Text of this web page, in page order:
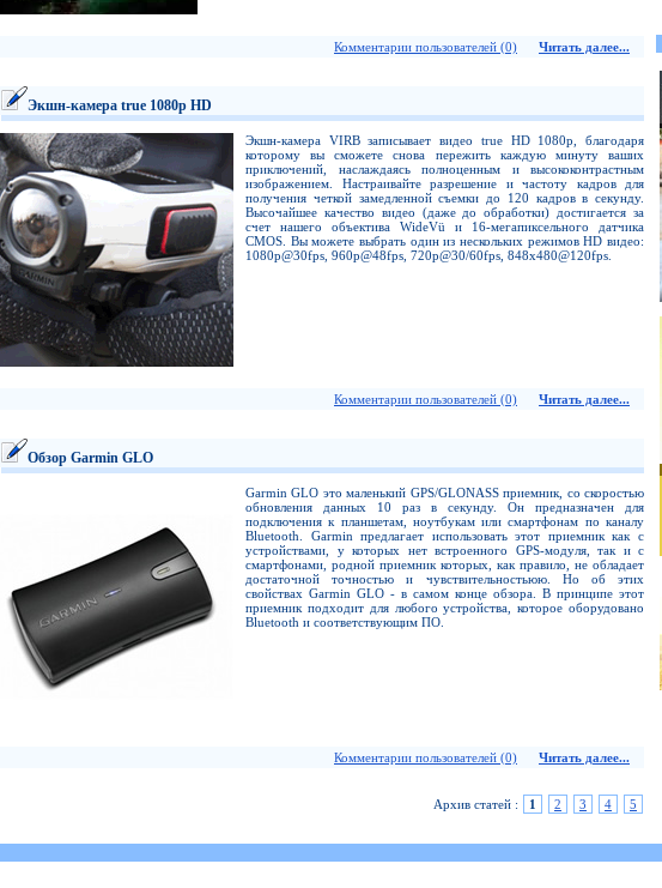
Комментарии пользователей (0) Читать далее...
Экшн-камера true 1080p HD
Экшн-камера VIRB записывает видео true HD 1080p, благодаря
которому вы сможете снова пережить каждую минуту ваших
приключений, наслаждаясь полноценным и высококонтрастным
изображением. Настраивайте разрешение и частоту кадров для
получения четкой замедленной съемки до 120 кадров в секунду.
Высочайшее качество видео (даже до обработки) достигается за
счет нашего объектива WideVü и 16-мегапиксельного датчика
CMOS. Вы можете выбрать один из нескольких режимов HD видео:
1080p@30fps, 960p@48fps, 720p@30/60fps, 848x480@120fps.
Комментарии пользователей (0) Читать далее...
Обзор Garmin GLO
Garmin GLO это маленький GPS/GLONASS приемник, со скоростью
обновления данных 10 раз в секунду. Он предназначен для
подключения к планшетам, ноутбукам или смартфонам по каналу
Bluetooth. Garmin предлагает использовать этот приемник как с
устройствами, у которых нет встроенного GPS-модуля, так и с
смартфонами, родной приемник которых, как правило, не обладает
достаточной точностью и чувствительностьюю. Но об этих
свойствах Garmin GLO - в самом конце обзора. В принципе этот
приемник подходит для любого устройства, которое оборудовано
Bluetooth и соответствующим ПО.
Комментарии пользователей (0) Читать далее...
Архив статей : 1 2 3 4 5